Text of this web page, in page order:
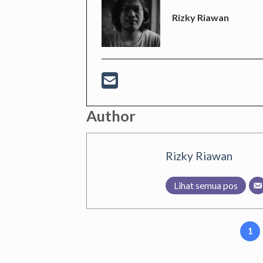
Rizky Riawan
Author
Rizky Riawan
Lihat semua pos
1